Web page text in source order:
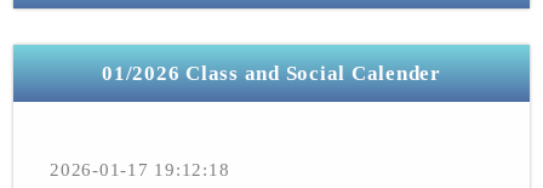
01/2026 Class and Social Calender
2026-01-17 19:12:18